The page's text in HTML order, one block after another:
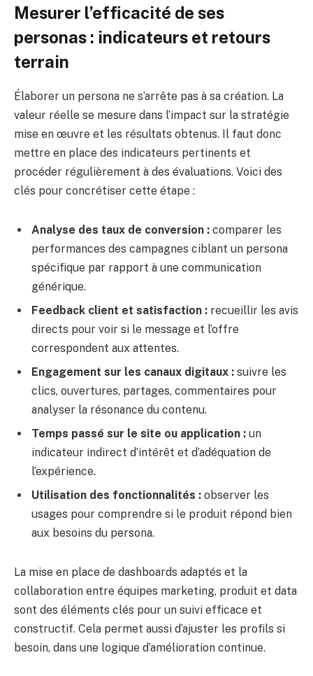
Mesurer l’efficacité de ses
personas : indicateurs et retours
terrain
Élaborer un persona ne s’arrête pas à sa création. La
valeur réelle se mesure dans l’impact sur la stratégie
mise en œuvre et les résultats obtenus. Il faut donc
mettre en place des indicateurs pertinents et
procéder régulièrement à des évaluations. Voici des
clés pour concrétiser cette étape :
Analyse des taux de conversion : comparer les
performances des campagnes ciblant un persona
spécifique par rapport à une communication
générique.
Feedback client et satisfaction : recueillir les avis
directs pour voir si le message et l’offre
correspondent aux attentes.
Engagement sur les canaux digitaux : suivre les
clics, ouvertures, partages, commentaires pour
analyser la résonance du contenu.
Temps passé sur le site ou application : un
indicateur indirect d’intérêt et d’adéquation de
l’expérience.
Utilisation des fonctionnalités : observer les
usages pour comprendre si le produit répond bien
aux besoins du persona.
La mise en place de dashboards adaptés et la
collaboration entre équipes marketing, produit et data
sont des éléments clés pour un suivi efficace et
constructif. Cela permet aussi d’ajuster les profils si
besoin, dans une logique d’amélioration continue.